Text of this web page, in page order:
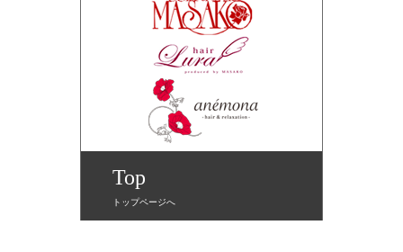
Top
トップページへ